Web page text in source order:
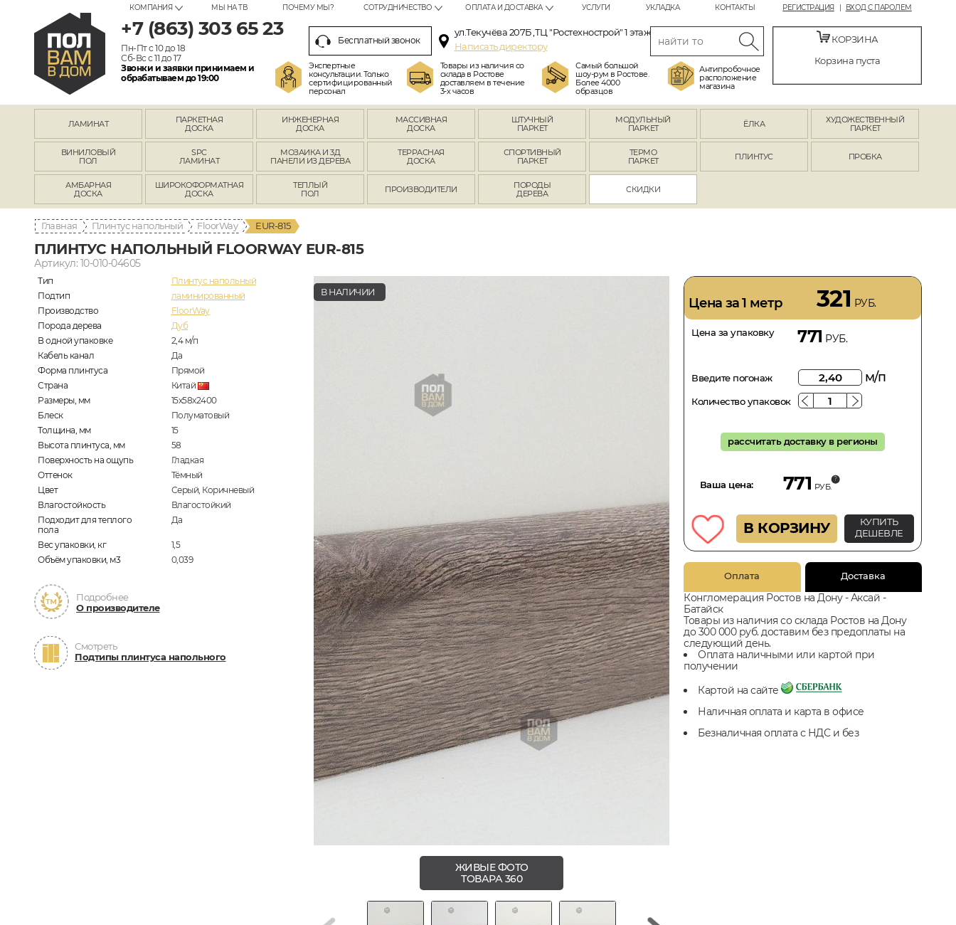
РЕГИСТРАЦИЯ ВХОД С ПАРОЛЕМ
КОМПАНИЯ МЫ НА ТВ ПОЧЕМУ МЫ? СОТРУДНИЧЕСТВО ОПЛАТА И ДОСТАВКА УСЛУГИ УКЛАДКА КОНТАКТЫ
+7 (863) 303 65 23
Пн-Пт с 10 до 18
Сб-Вс с 11 до 17
Звонки и заявки принимаем и
обрабатываем до 19:00
Бесплатный звонок
ул.Текучёва 207Б ,ТЦ "Ростехнострой" 1 этаж
Написать директору
Экспертные
консультации. Только
сертифицированный
персонал
Товары из наличия со
склада в Ростове
доставляем в течение
3-х часов
Самый большой
шоу-рум в Ростове.
Более 4000
образцов
Антипробочное
расположение
магазина
КОРЗИНА
Корзина пуста
ЛАМИНАТ
ПАРКЕТНАЯ
ДОСКА
ИНЖЕНЕРНАЯ
ДОСКА
МАССИВНАЯ
ДОСКА
ШТУЧНЫЙ
ПАРКЕТ
МОДУЛЬНЫЙ
ПАРКЕТ
ЁЛКА
ХУДОЖЕСТВЕННЫЙ
ПАРКЕТ
ВИНИЛОВЫЙ
ПОЛ
SPC
ЛАМИНАТ
МОЗАИКА И 3Д
ПАНЕЛИ ИЗ ДЕРЕВА
ТЕРРАСНАЯ
ДОСКА
СПОРТИВНЫЙ
ПАРКЕТ
ТЕРМО
ПАРКЕТ
ПЛИНТУС ПРОБКА
АМБАРНАЯ
ДОСКА
ШИРОКОФОРМАТНАЯ
ДОСКА
ТЕПЛЫЙ
ПОЛ
ПРОИЗВОДИТЕЛИ
ПОРОДЫ
ДЕРЕВА
СКИДКИ
Главная Плинтус напольный FloorWay EUR-815
ПЛИНТУС НАПОЛЬНЫЙ FLOORWAY EUR-815
Артикул: 10-010-04605
Тип
Плинтус напольный
Подтип
ламинированный
Производство
FloorWay
Порода дерева
Дуб
В одной упаковке
2,4 м/п
Кабель канал
Да
Форма плинтуса
Прямой
Страна
Китай
Размеры, мм
15х58х2400
Блеск
Полуматовый
Толщина, мм
15
Высота плинтуса, мм
58
Поверхность на ощупь
Гладкая
Оттенок
Тёмный
Цвет
Серый, Коричневый
Влагостойкость
Влагостойкий
Подходит для теплого
пола
Да
Вес упаковки, кг
1,5
Объём упаковки, м3
0,039
Подробнее
О производителе
Смотреть
Подтипы плинтуса напольного
В НАЛИЧИИ
ЖИВЫЕ ФОТО
ТОВАРА 360
Цена за 1 метр 321 РУБ.
Цена за упаковку 771 РУБ.
Введите погонаж м/п
Количество упаковок
рассчитать доставку в регионы
Ваша цена: 771 РУБ.
В КОРЗИНУ
КУПИТЬ
ДЕШЕВЛЕ
Оплата Доставка
Конгломерация Ростов на Дону - Аксай -
Батайск
Товары из наличия со склада Ростов на Дону
до 300 000 руб. доставим без предоплаты на
следующий день.
Оплата наличными или картой при
получении
Картой на сайте
Наличная оплата и карта в офисе
Безналичная оплата с НДС и без